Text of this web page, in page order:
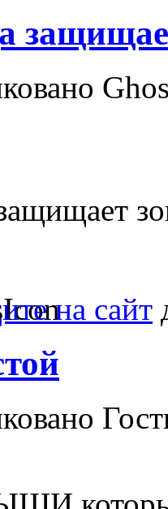
на сайт